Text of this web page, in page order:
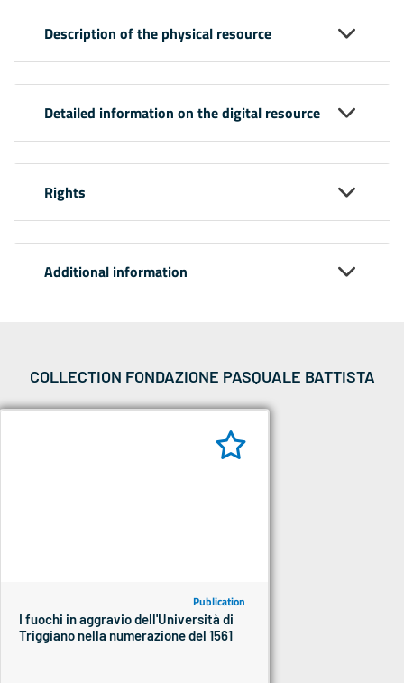
Description of the physical resource
Detailed information on the digital resource
Rights
Additional information
COLLECTION FONDAZIONE PASQUALE BATTISTA
Publication
I fuochi in aggravio dell'Università di
Triggiano nella numerazione del 1561